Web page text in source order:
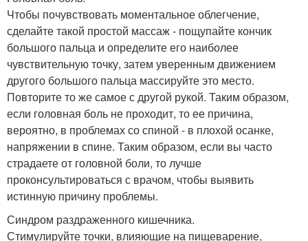
Чтобы почувствовать моментальное облегчение,
сделайте такой простой массаж - пощупайте кончик
большого пальца и определите его наиболее
чувствительную точку, затем уверенным движением
другого большого пальца массируйте это место.
Повторите то же самое с другой рукой. Таким образом,
если головная боль не проходит, то ее причина,
вероятно, в проблемах со спиной - в плохой осанке,
напряжении в спине. Таким образом, если вы часто
страдаете от головной боли, то лучше
проконсультироваться с врачом, чтобы выявить
истинную причину проблемы.
Синдром раздраженного кишечника.
Стимулируйте точки, влияющие на пищеварение,